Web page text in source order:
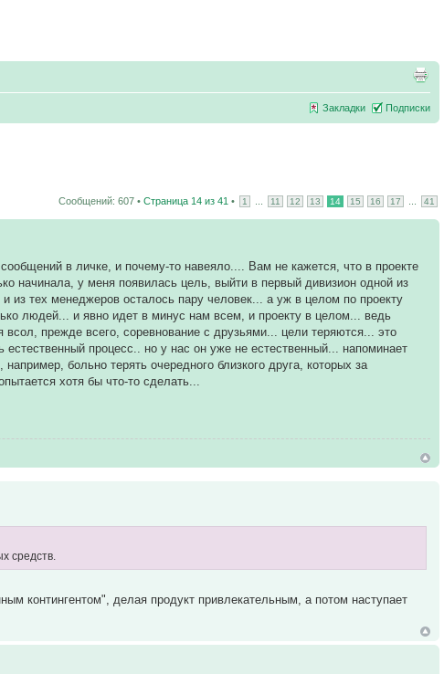
Закладки Подписки
Сообщений: 607 • Страница 14 из 41 • 1 11 12 13 14 15 16 17 41
в личке, и почему-то навеяло.... Вам не кажется, что в проекте
начинала, у меня появилась цель, выйти в первый дивизион одной из
тех менеджеров осталось пару человек... а уж в целом по проекту
людей... и явно идет в минус нам всем, и проекту в целом... ведь
прежде всего, соревнование с друзьями... цели теряются... это
процесс.. но у нас он уже не естественный... напоминает
больно терять очередного близкого друга, которых за
хотя бы что-то сделать...
средств.
контингентом", делая продукт привлекательным, а потом наступает